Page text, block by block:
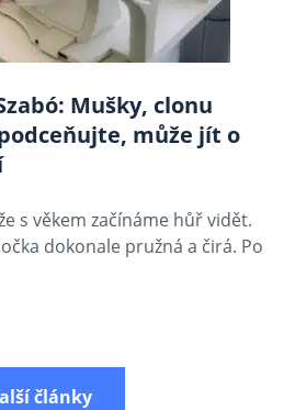
Mušky, clonu
může jít o
s věkem začínáme hůř vidět.
dokonale pružná a čirá. Po
články